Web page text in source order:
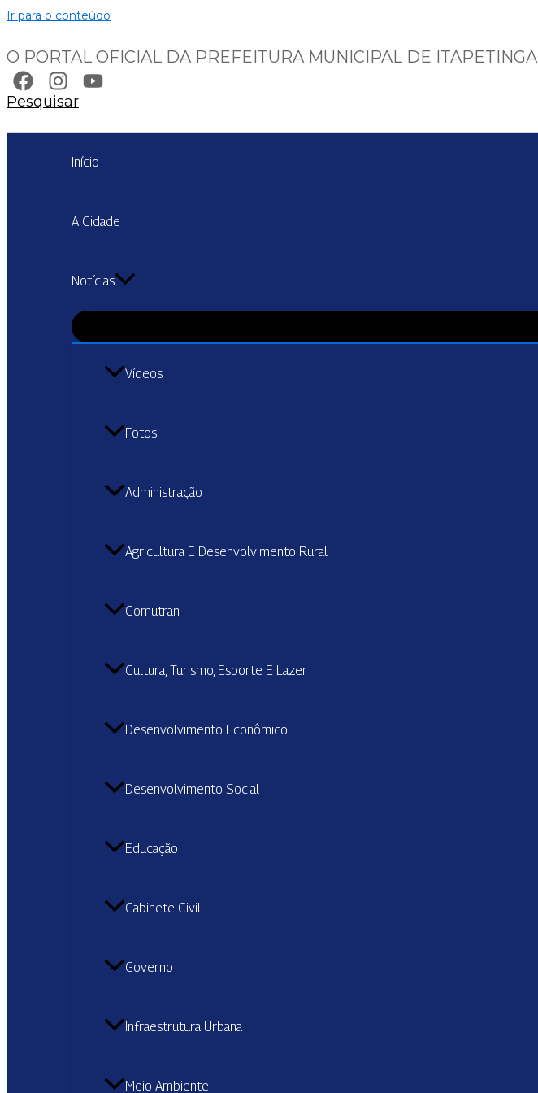
Ir para o conteúdo
O PORTAL OFICIAL DA PREFEITURA MUNICIPAL DE ITAPETINGA
Pesquisar
Início
A Cidade
Notícias
Vídeos
Fotos
Administração
Agricultura E Desenvolvimento Rural
Comutran
Cultura, Turismo, Esporte E Lazer
Desenvolvimento Econômico
Desenvolvimento Social
Educação
Gabinete Civil
Governo
Infraestrutura Urbana
Meio Ambiente